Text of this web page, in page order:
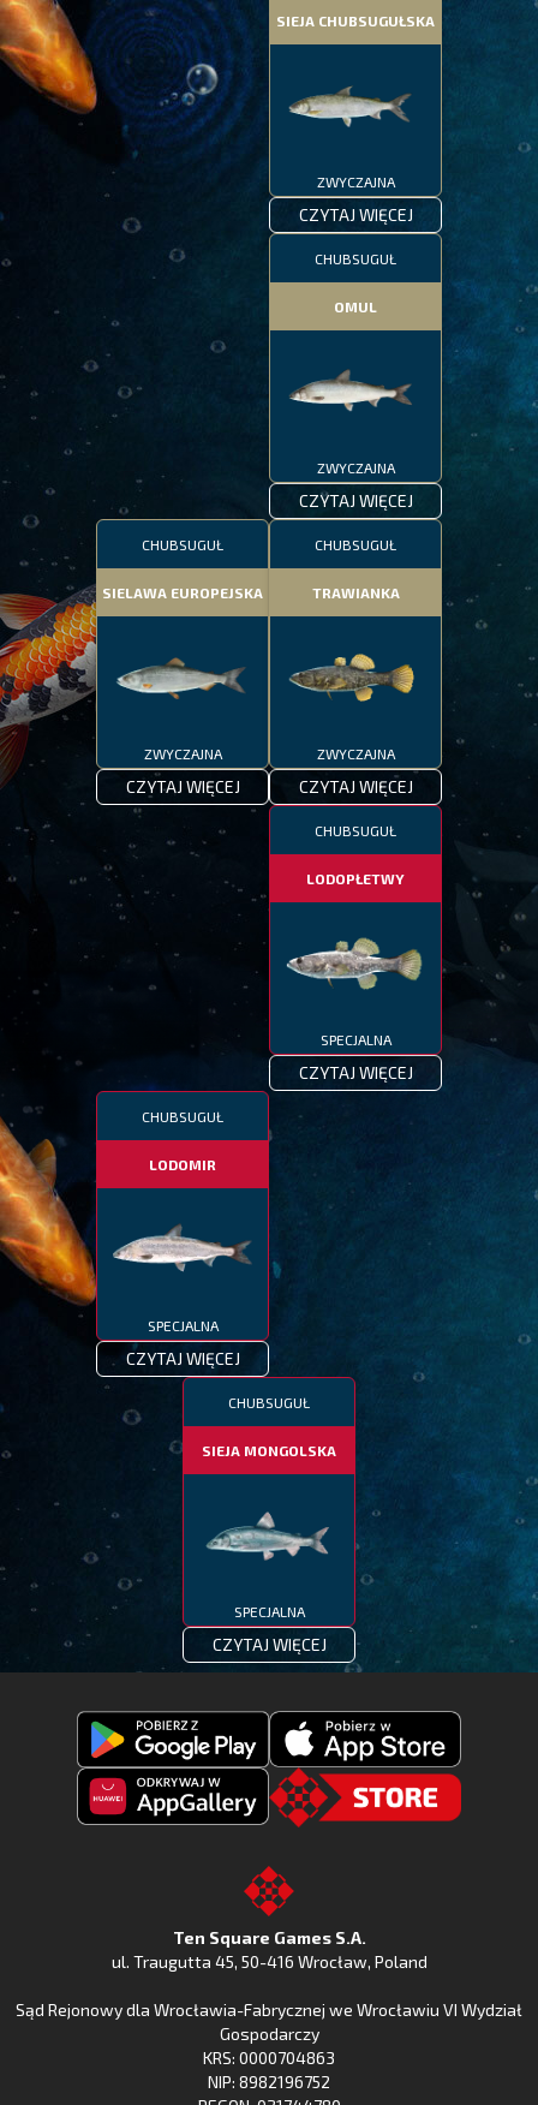
SIEJA CHUBSUGUŁSKA
ZWYCZAJNA
CZYTAJ WIĘCEJ
CHUBSUGUŁ
OMUL
ZWYCZAJNA
CZYTAJ WIĘCEJ
CHUBSUGUŁ
SIELAWA EUROPEJSKA
ZWYCZAJNA
CZYTAJ WIĘCEJ
CHUBSUGUŁ
TRAWIANKA
ZWYCZAJNA
CZYTAJ WIĘCEJ
CHUBSUGUŁ
LODOPŁETWY
SPECJALNA
CZYTAJ WIĘCEJ
CHUBSUGUŁ
LODOMIR
SPECJALNA
CZYTAJ WIĘCEJ
CHUBSUGUŁ
SIEJA MONGOLSKA
SPECJALNA
CZYTAJ WIĘCEJ
Pobierz
Fishing
Pobierz
Fishing
z
Apple
Store
Huawei
Gallery
to
the
Ten Square Games S.A.
ul. Traugutta 45, 50-416 Wrocław, Poland
Sąd Rejonowy dla Wrocławia-Fabrycznej we Wrocławiu VI Wydział
Gospodarczy
KRS: 0000704863
NIP: 8982196752